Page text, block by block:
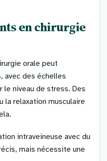
en chirurgie
orale peut
avec des échelles
le niveau de stress. Des
la relaxation musculaire
intraveineuse avec du
mais nécessite une